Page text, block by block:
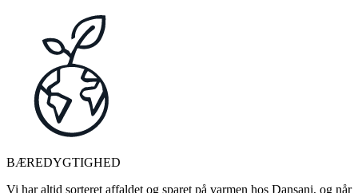
BÆREDYGTIGHED
Vi har altid sorteret affaldet og sparet på varmen hos Dansani, og når